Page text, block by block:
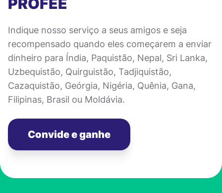
Indique nosso serviço a seus amigos e seja
recompensado quando eles começarem a enviar
dinheiro para Índia, Paquistão, Nepal, Sri Lanka,
Uzbequistão, Quirguistão, Tadjiquistão,
Cazaquistão, Geórgia, Nigéria, Quênia, Gana,
Filipinas, Brasil ou Moldávia.
Convide e ganhe